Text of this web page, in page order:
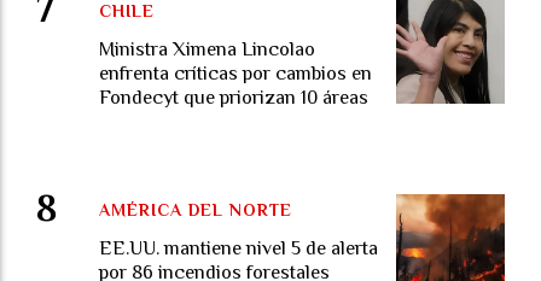
Ministra Ximena Lincolao
enfrenta críticas por cambios en
Fondecyt que priorizan 10 áreas
CHILE
EE.UU. mantiene nivel 5 de alerta
por 86 incendios forestales
AMÉRICA DEL NORTE